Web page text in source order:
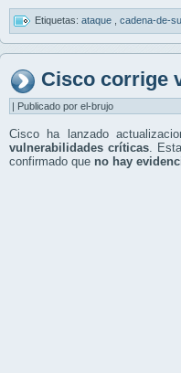
Etiquetas: ataque cadena-de-
Cisco corrige
| Publicado por el-brujo
Cisco ha lanzado
vulnerabilidades críticas .
confirmado que no hay